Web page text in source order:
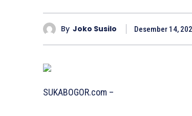
By Joko Susilo Desember 14,
SUKABOGOR.com –